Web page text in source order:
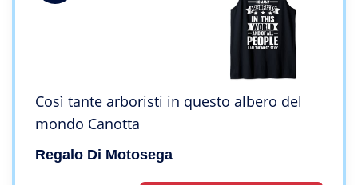
Così tante arboristi in questo albero del
mondo Canotta
Regalo Di Motosega